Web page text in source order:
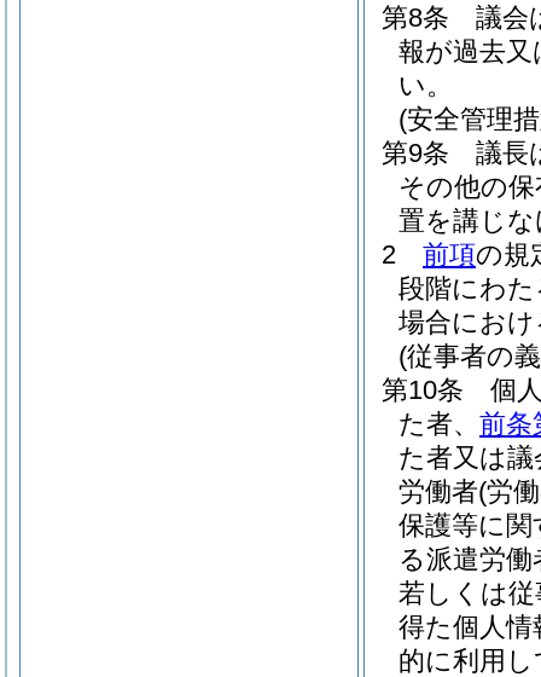
第8条
議会
報が過去
い。
(安全管理
第9条
議長
その他の
置を講じ
2
前項の規
段階にわ
場合にお
(従事者の
第10条
個
た者、 前条
た者又は
労働者(労
保護等に関
る派遣労
若しくは
得た個人
的に利用